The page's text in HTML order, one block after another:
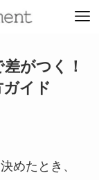
がつく！
イド
めたとき、